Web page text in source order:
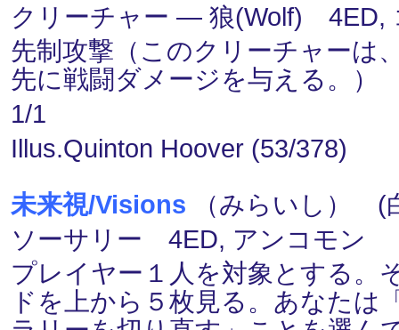
クリーチャー ― 狼(Wolf) 4ED,
先制攻撃（このクリーチャーは
先に戦闘ダメージを与える。）
1/1
Illus.Quinton Hoover (53/378)
未来視/Visions （みらいし） (
ソーサリー 4ED, アンコモン
プレイヤー１人を対象とする。
ドを上から５枚見る。あなた